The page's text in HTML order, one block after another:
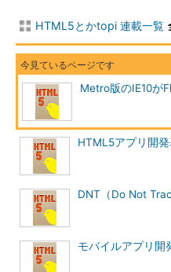
HTML5とかtopi 連載一覧
Metro版のIE10が
HTML5アプリ開
DNT（Do Not
モバイルアプリ開